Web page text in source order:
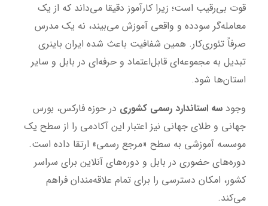
قوت بی‌رقیب است؛ زیرا کارآموز دقیقا می‌داند که از یک
معامله‌گر سودده و واقعی آموزش می‌بیند، نه یک مدرس
صرفاً تئوری‌کار. همین شفافیت باعث شده ایران باینری
تبدیل به مجموعه‌ای قابل‌اعتماد و حرفه‌ای در بابل و سایر
استان‌ها شود.
وجودسه استاندارد رسمی کشوری در حوزه فارکس، بورس
جهانی و طلای جهانی نیز اعتبار این آکادمی را از سطح یک
موسسه آموزشی به سطح «مرجع رسمی» ارتقا داده است.
دوره‌های حضوری در بابل و دوره‌های آنلاین برای سراسر
کشور، امکان دسترسی را برای تمام علاقه‌مندان فراهم
می‌کند.